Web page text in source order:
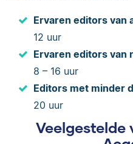
Ervaren editors van
12 uur
Ervaren editors van
8 – 16 uur
Editors met minder
20 uur
Veelgestelde